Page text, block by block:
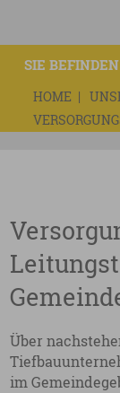
SIE
HOME
Über
im